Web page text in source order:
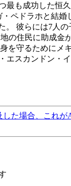
も成功した恒
ペドラホと結
彼らには7人
の住民に助成
守るために
スカンドン
た場合、これ